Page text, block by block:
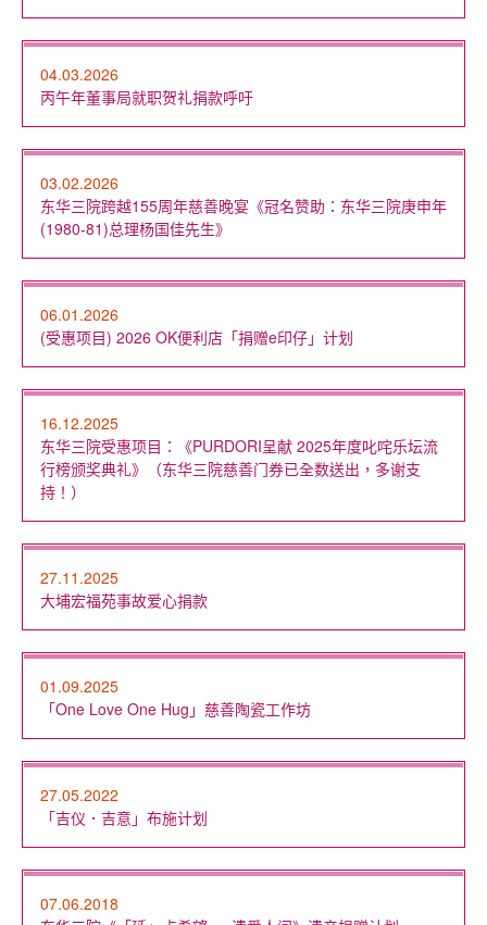
04.03.2026
丙午年董事局就职贺礼捐款呼吁
03.02.2026
东华三院跨越155周年慈善晚宴《冠名赞助：东华三院庚申年
(1980-81)总理杨国佳先生》
06.01.2026
(受惠项目) 2026 OK便利店「捐赠e印仔」计划
16.12.2025
东华三院受惠项目：《PURDORI呈献 2025年度叱咤乐坛流
行榜颁奖典礼》（东华三院慈善门券已全数送出，多谢支
持！）
27.11.2025
大埔宏福苑事故爱心捐款
01.09.2025
「One Love One Hug」慈善陶瓷工作坊
27.05.2022
「吉仪．吉意」布施计划
07.06.2018